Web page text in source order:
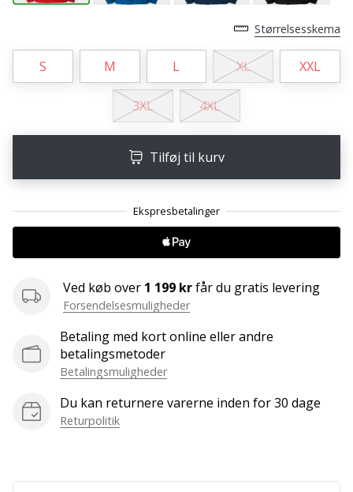
Weplayvolleyball
program
du
egen
du
en
eller
diskussionsforum?
dem
tjene.
del…
Størrelsesskema
S M L XL XXL
3XL 4XL
Tilføj til kurv
Ved køb over 1 199 krfår du gratis levering
Forsendelsesmuligheder
Betaling med kort online eller andre
betalingsmetoder
Betalingsmuligheder
Du kan returnere varerne inden for 30 dage
Returpolitik